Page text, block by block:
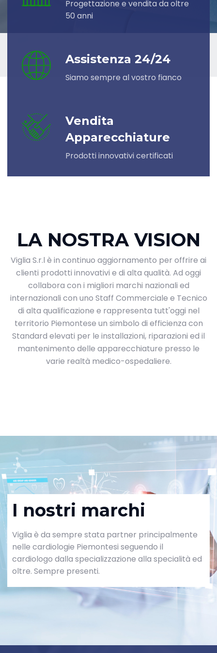
Progettazione e vendita da oltre
50 anni
Assistenza 24/24
Siamo sempre al vostro fianco
Vendita
Apparecchiature
Prodotti innovativi certificati
LA NOSTRA VISION
Viglia S.r.l è in continuo aggiornamento per offrire ai
clienti prodotti innovativi e di alta qualità. Ad oggi
collabora con i migliori marchi nazionali ed
internazionali con uno Staff Commerciale e Tecnico
di alta qualificazione e rappresenta tutt'oggi nel
territorio Piemontese un simbolo di efficienza con
Standard elevati per le installazioni, riparazioni ed il
mantenimento delle apparecchiature presso le
varie realtà medico-ospedaliere.
I nostri marchi
Viglia è da sempre stata partner principalmente
nelle cardiologie Piemontesi seguendo il
cardiologo dalla specializzazione alla specialità ed
oltre. Sempre presenti.